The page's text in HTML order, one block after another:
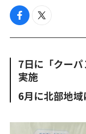
f
c
o
o
k
t
i
e
7日に「クー
実施
6月に北部地